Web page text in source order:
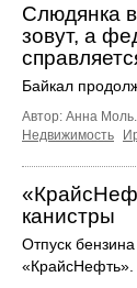
Слюдянка
зовут, а
Байкал
Автор: Анна Моль.
Недвижимость
канистры
Отпуск
«КрайсНефть».